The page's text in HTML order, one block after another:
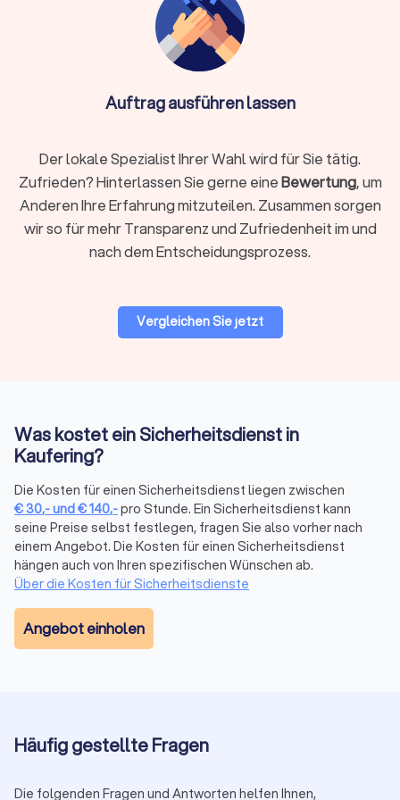
Vorbeugende Sicherung, etwa nach
Heißarbeiten, und definierte Interventionsschritte.
Klären Sie, wie Alarmketten und Freimessungen
eingebunden werden.
Personen mit abgestimmten Routen und Lagechecks.
Empfangs- und Pförtnerdienste:Zutrittskontrolle,
Besucherlenkung und Ausweiserstellung.
Professionelles Auftreten am Frontdesk reduziert
Wartezeiten und Zwischenfälle.
Alarmaufschaltung:Überwachung mit definierter
Interventionskette. Fragen Sie nach Reaktionsfenstern
Ablauf der Zusammenarbeit
erreichen Sie mehrere geprüfte Anbieter in Kaufering,
erhalten vergleichbare Angebote innerhalb kurzer Zeit und
Jetzt Angebote in Kaufering vergleichen (Sicherheitsdienst-
Anbieter).
3. Vor-Ort-Begehung:Lagecheck, Zugänge,
Kommunikationswege und Eskalationsstufen festlegen. So
startet der Einsatz reibungslos, auch in der Innenstadt.
4. Start & Review:Mit klaren KPIs (Reaktionszeiten,
Berichtswesen) starten, regelmäßig auswerten und bei
Bedarf nachschärfen. Das hält Qualität stabil und Kosten
planbar.
Die Spannen hängen von Einsatzart, Dauer und Teamgröße ab.
Orientierung für Kaufering:
Objektschutz:
25 € bis 45 € pro Stunde.
Brandwache:25 € bis 40 € pro Stunde.
Auftrag ausführen lassen
Der lokale Spezialist Ihrer Wahl wird für Sie tätig.
Zufrieden? Hinterlassen Sie gerne eineBewertung, um
Anderen Ihre Erfahrung mitzuteilen. Zusammen sorgen
wir so für mehr Transparenz und Zufriedenheit im und
nach dem Entscheidungsprozess.
Vergleichen Sie jetzt
Was kostet ein Sicherheitsdienst in
Kaufering?
Die Kosten für einen Sicherheitsdienst liegen zwischen
€30,-und€140,-pro Stunde. Ein Sicherheitsdienst kann
seine Preise selbst festlegen, fragen Sie also vorher nach
einem Angebot. Die Kosten für einen Sicherheitsdienst
hängen auch von Ihren spezifischen Wünschen ab.
Über die Kosten für Sicherheitsdienste
Angebot einholen
Häufig gestellte Fragen
Die folgenden Fragen und Antworten helfen Ihnen,